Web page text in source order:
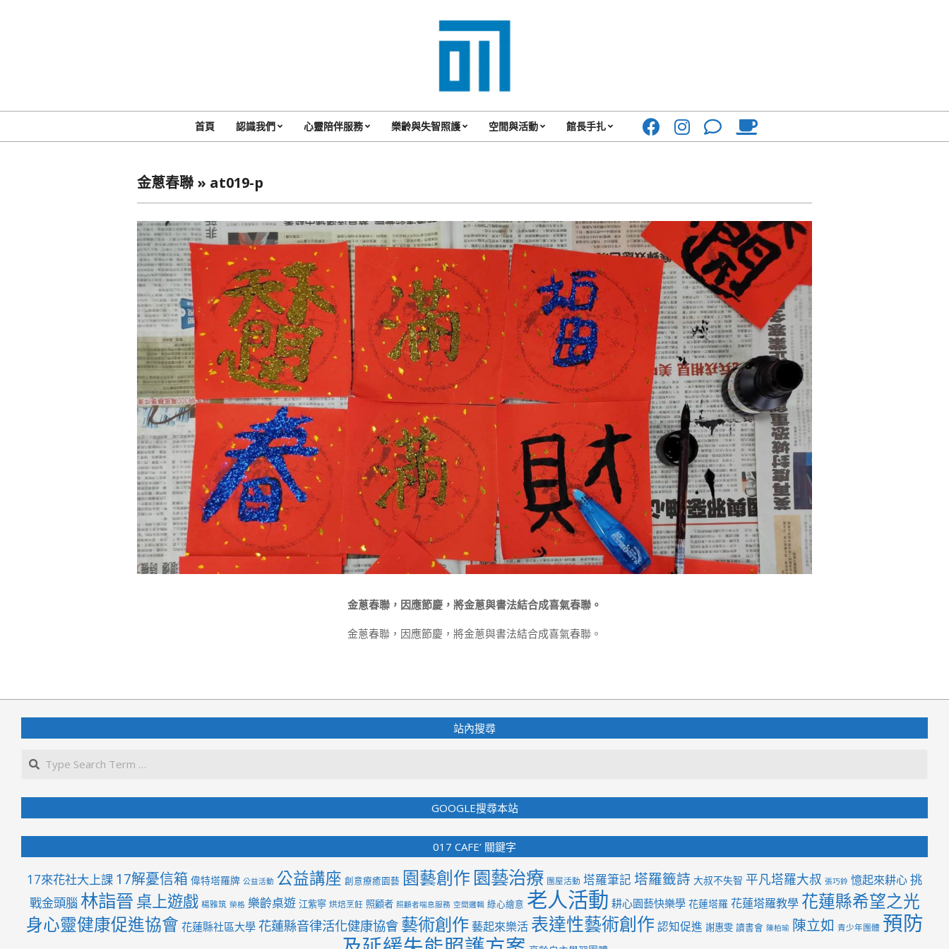
017
Cafe'
一
起
咖
啡
館
Primary
首頁 認識我們 心靈陪伴服務 樂齡與失智照護 空間與活動 館長手扎
金蔥春聯 » at019-p
金蔥春聯，因應節慶，將金蔥與書法結合成喜氣春聯。
金蔥春聯，因應節慶，將金蔥與書法結合成喜氣春聯。
02-
01
站內搜尋
GOOGLE搜尋本站
017 CAFE’ 關鍵字
17來花社大上課 17解憂信箱 偉特塔羅牌 公益活動 公益講座 創意療癒園藝 園藝創作 園藝治療 團屋活動 塔羅筆記 塔羅籤詩 大叔不失智 平凡塔羅大叔 張巧鈴 憶起來耕心挑
戰金頭腦 林詣晉桌上遊戲 楊雅筑 榮格 樂齡桌遊 江紫寧 烘焙烹飪 照顧者 照顧者喘息服務 空間邏輯 綠心繪意 老人活動 耕心園藝快樂學 花蓮塔羅 花蓮塔羅教學 花蓮縣希望之光
身心靈健康促進協會 花蓮縣社區大學 花蓮縣音律活化健康協會 藝術創作 藝起來樂活 表達性藝術創作 認知促進 謝惠雯 讀書會 陳柏瑜 陳立如 青少年團體 預防